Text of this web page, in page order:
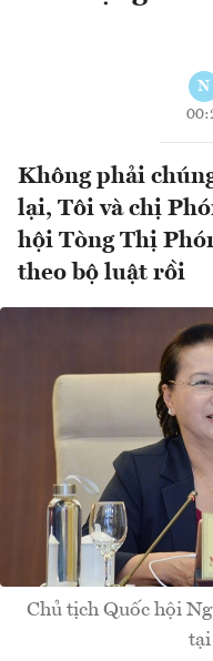
N
Không phải
lại, Tôi và chị
hội Tòng Thị
theo bộ luật rồi
Chủ tịch Quốc hội
tại